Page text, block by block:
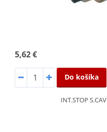
5,62 €
Do košíka
INT.STOP